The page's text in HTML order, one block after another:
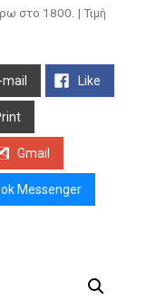
στο 1800. | Τιμή
mail Like
Gmail
Messenger